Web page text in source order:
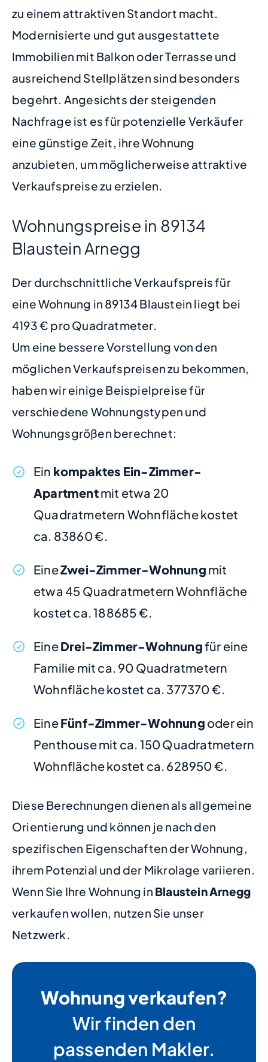
zu einem attraktiven Standort macht.
Modernisierte und gut ausgestattete
Immobilien mit Balkon oder Terrasse und
ausreichend Stellplätzen sind besonders
begehrt. Angesichts der steigenden
Nachfrage ist es für potenzielle Verkäufer
eine günstige Zeit, ihre Wohnung
anzubieten, um möglicherweise attraktive
Verkaufspreise zu erzielen.
Wohnungspreise in 89134
Blaustein Arnegg
Der durchschnittliche Verkaufspreis für
eine Wohnung in 89134 Blaustein liegt bei
4193 € pro Quadratmeter.
Um eine bessere Vorstellung von den
möglichen Verkaufspreisen zu bekommen,
haben wir einige Beispielpreise für
verschiedene Wohnungstypen und
Wohnungsgrößen berechnet:
Ein kompaktes Ein-Zimmer-
Apartmentmit etwa 20
Quadratmetern Wohnfläche kostet
ca. 83860 €.
EineZwei-Zimmer-Wohnung mit
etwa 45 Quadratmetern Wohnfläche
kostet ca. 188685 €.
EineDrei-Zimmer-Wohnungfür eine
Familie mit ca. 90 Quadratmetern
Wohnfläche kostet ca. 377370 €.
EineFünf-Zimmer-Wohnung oder ein
Penthouse mit ca. 150 Quadratmetern
Wohnfläche kostet ca. 628950 €.
Diese Berechnungen dienen als allgemeine
Orientierung und können je nach den
spezifischen Eigenschaften der Wohnung,
ihrem Potenzial und der Mikrolage variieren.
Wenn Sie Ihre Wohnung in Blaustein Arnegg
verkaufen wollen, nutzen Sie unser
Netzwerk.
Wohnung verkaufen?
Wir finden den
passenden Makler.